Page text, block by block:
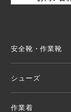
安全靴・作業靴
シューズ
作業着